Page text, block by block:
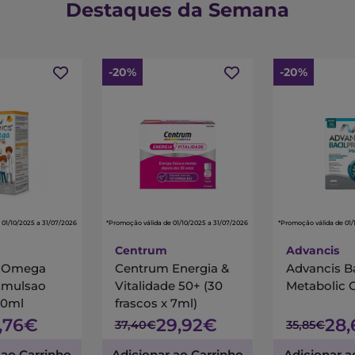
Destaques da Semana
10/2025 a 31/07/2026
-20%
*Promoção válida de 01/10/2025 a 31/07/2026
Centrum
Centrum Energia &
Vitalidade 50+ (30
frascos x 7ml)
37,40€29,92€
-20%
*Promoção válida de
Advancis
Advancis
Metabolic
35,85€